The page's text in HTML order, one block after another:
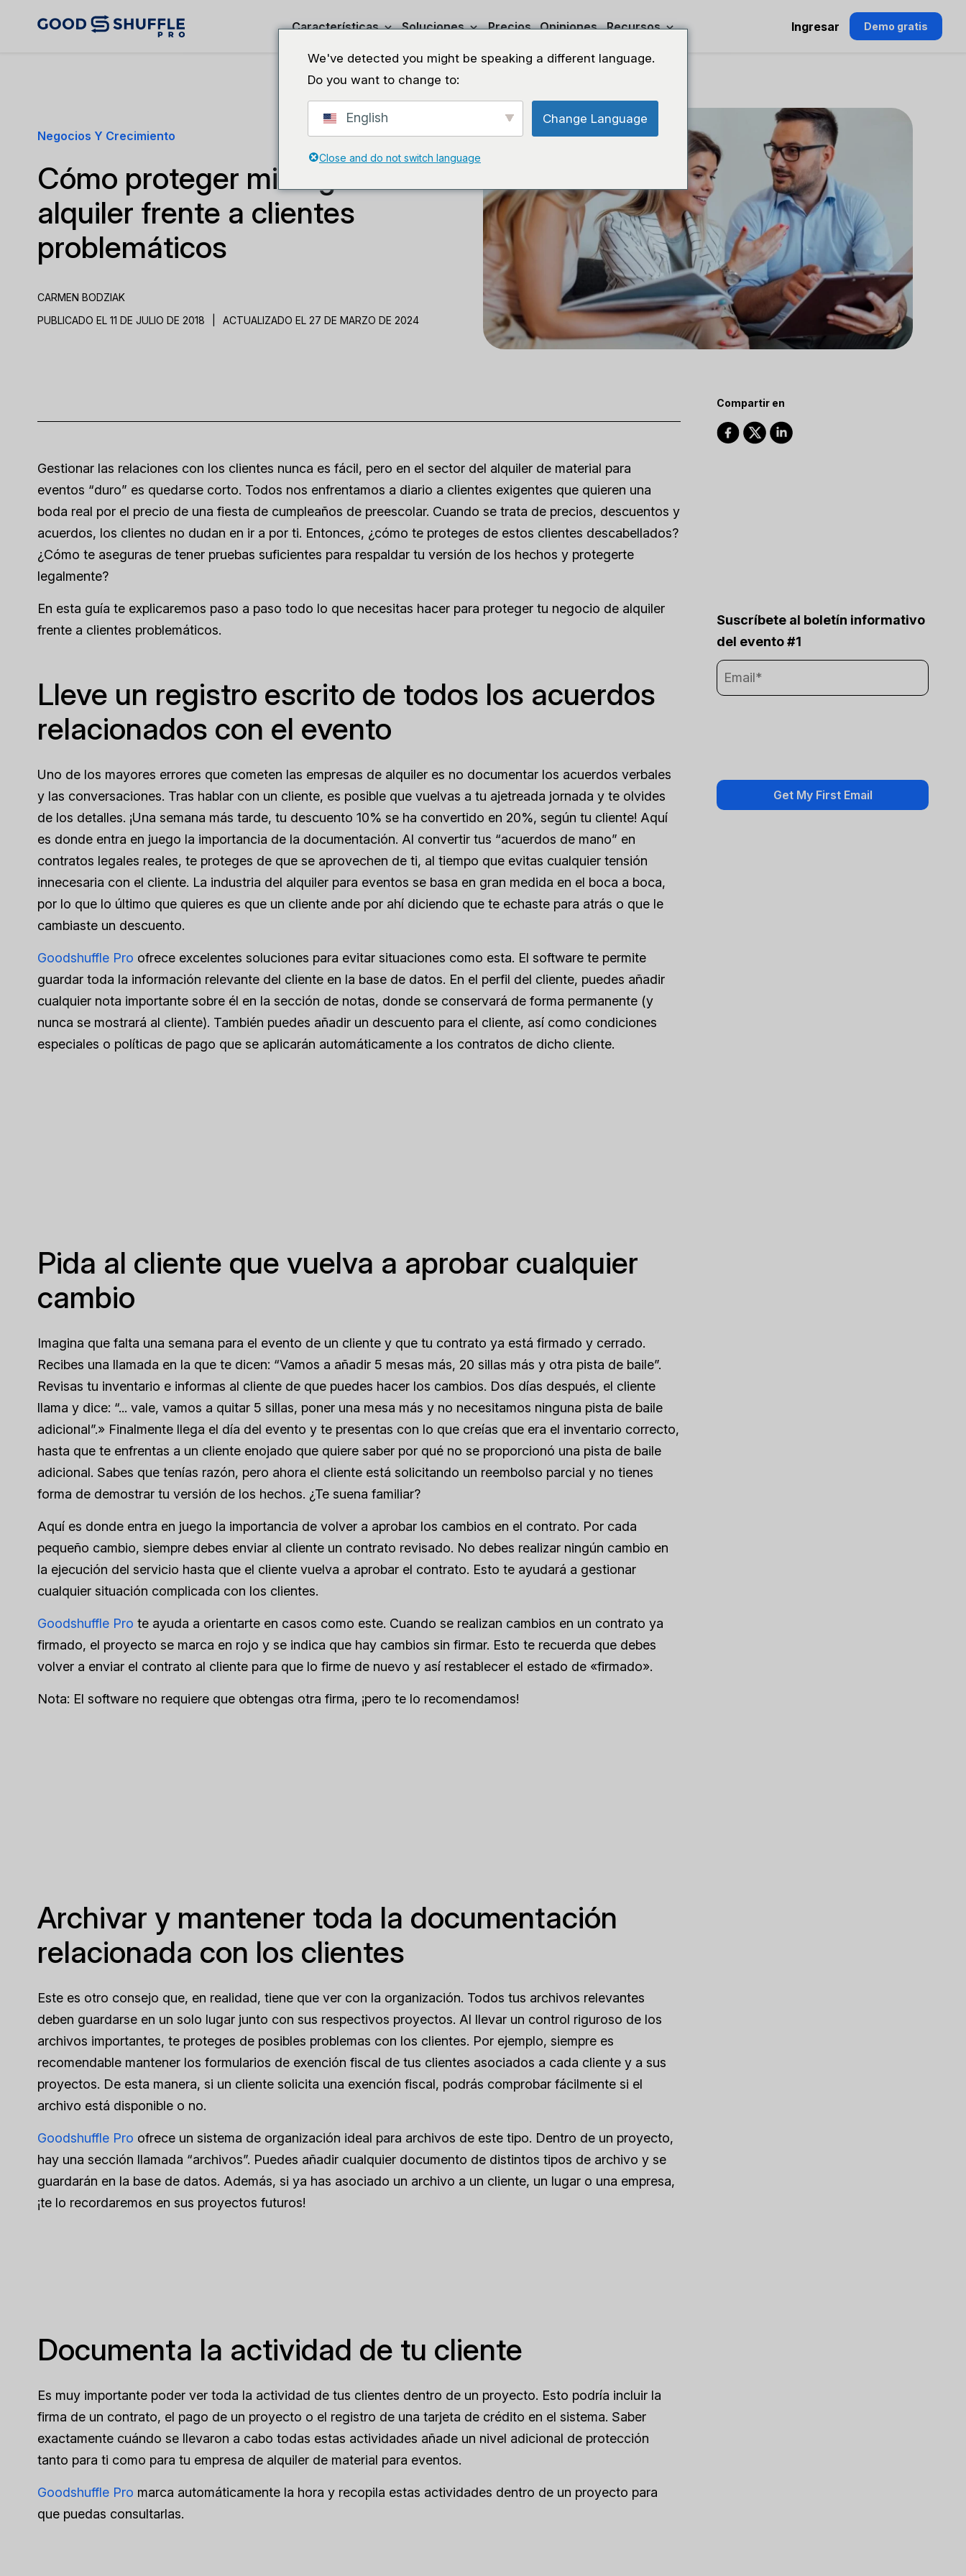
Características Soluciones Precios Opiniones Recursos Ingresar Demo gratis
Negocios Y Crecimiento
Cómo proteger mi negocio de
alquiler frente a clientes
problemáticos
CARMEN BODZIAK
PUBLICADO EL 11 DE JULIO DE 2018
ACTUALIZADO EL 27 DE MARZO DE 2024
Gestionar las relaciones con los clientes nunca es fácil, pero en el sector del alquiler de material para
eventos “duro” es quedarse corto. Todos nos enfrentamos a diario a clientes exigentes que quieren una
boda real por el precio de una fiesta de cumpleaños de preescolar. Cuando se trata de precios, descuentos y
acuerdos, los clientes no dudan en ir a por ti. Entonces, ¿cómo te proteges de estos clientes descabellados?
¿Cómo te aseguras de tener pruebas suficientes para respaldar tu versión de los hechos y protegerte
legalmente?
En esta guía te explicaremos paso a paso todo lo que necesitas hacer para proteger tu negocio de alquiler
frente a clientes problemáticos.
Lleve un registro escrito de todos los acuerdos
relacionados con el evento
Uno de los mayores errores que cometen las empresas de alquiler es no documentar los acuerdos verbales
y las conversaciones. Tras hablar con un cliente, es posible que vuelvas a tu ajetreada jornada y te olvides
de los detalles. ¡Una semana más tarde, tu descuento 10% se ha convertido en 20%, según tu cliente! Aquí
es donde entra en juego la importancia de la documentación. Al convertir tus “acuerdos de mano” en
contratos legales reales, te proteges de que se aprovechen de ti, al tiempo que evitas cualquier tensión
innecesaria con el cliente. La industria del alquiler para eventos se basa en gran medida en el boca a boca,
por lo que lo último que quieres es que un cliente ande por ahí diciendo que te echaste para atrás o que le
cambiaste un descuento.
Goodshuffle Pro ofrece excelentes soluciones para evitar situaciones como esta. El software te permite
guardar toda la información relevante del cliente en la base de datos. En el perfil del cliente, puedes añadir
cualquier nota importante sobre él en la sección de notas, donde se conservará de forma permanente (y
nunca se mostrará al cliente). También puedes añadir un descuento para el cliente, así como condiciones
especiales o políticas de pago que se aplicarán automáticamente a los contratos de dicho cliente.
Pida al cliente que vuelva a aprobar cualquier
cambio
Imagina que falta una semana para el evento de un cliente y que tu contrato ya está firmado y cerrado.
Recibes una llamada en la que te dicen: “Vamos a añadir 5 mesas más, 20 sillas más y otra pista de baile”.
Revisas tu inventario e informas al cliente de que puedes hacer los cambios. Dos días después, el cliente
llama y dice: “... vale, vamos a quitar 5 sillas, poner una mesa más y no necesitamos ninguna pista de baile
adicional”.» Finalmente llega el día del evento y te presentas con lo que creías que era el inventario correcto,
hasta que te enfrentas a un cliente enojado que quiere saber por qué no se proporcionó una pista de baile
adicional. Sabes que tenías razón, pero ahora el cliente está solicitando un reembolso parcial y no tienes
forma de demostrar tu versión de los hechos. ¿Te suena familiar?
Aquí es donde entra en juego la importancia de volver a aprobar los cambios en el contrato. Por cada
pequeño cambio, siempre debes enviar al cliente un contrato revisado. No debes realizar ningún cambio en
la ejecución del servicio hasta que el cliente vuelva a aprobar el contrato. Esto te ayudará a gestionar
cualquier situación complicada con los clientes.
Goodshuffle Pro te ayuda a orientarte en casos como este. Cuando se realizan cambios en un contrato ya
firmado, el proyecto se marca en rojo y se indica que hay cambios sin firmar. Esto te recuerda que debes
volver a enviar el contrato al cliente para que lo firme de nuevo y así restablecer el estado de «firmado».
Nota: El software no requiere que obtengas otra firma, ¡pero te lo recomendamos!
Archivar y mantener toda la documentación
relacionada con los clientes
Este es otro consejo que, en realidad, tiene que ver con la organización. Todos tus archivos relevantes
deben guardarse en un solo lugar junto con sus respectivos proyectos. Al llevar un control riguroso de los
archivos importantes, te proteges de posibles problemas con los clientes. Por ejemplo, siempre es
recomendable mantener los formularios de exención fiscal de tus clientes asociados a cada cliente y a sus
proyectos. De esta manera, si un cliente solicita una exención fiscal, podrás comprobar fácilmente si el
archivo está disponible o no.
Goodshuffle Pro ofrece un sistema de organización ideal para archivos de este tipo. Dentro de un proyecto,
hay una sección llamada “archivos”. Puedes añadir cualquier documento de distintos tipos de archivo y se
guardarán en la base de datos. Además, si ya has asociado un archivo a un cliente, un lugar o una empresa,
¡te lo recordaremos en sus proyectos futuros!
Documenta la actividad de tu cliente
Es muy importante poder ver toda la actividad de tus clientes dentro de un proyecto. Esto podría incluir la
firma de un contrato, el pago de un proyecto o el registro de una tarjeta de crédito en el sistema. Saber
exactamente cuándo se llevaron a cabo todas estas actividades añade un nivel adicional de protección
tanto para ti como para tu empresa de alquiler de material para eventos.
Goodshuffle Pro marca automáticamente la hora y recopila estas actividades dentro de un proyecto para
que puedas consultarlas.
Compartir en
Suscríbete al boletín informativo
del evento #1
We've detected you might be speaking a different language.
Do you want to change to:
English Change Language
Close and do not switch language